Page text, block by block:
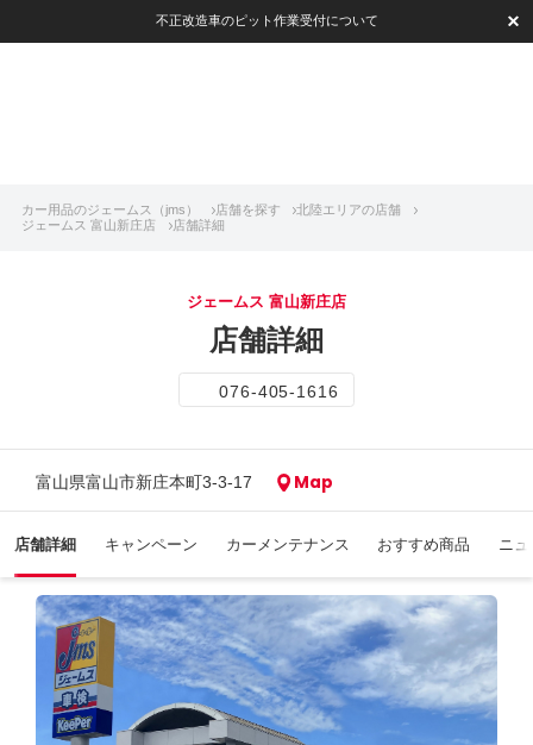
不正改造車のピット作業受付について
カー用品のジェームス（jms） 店舗を探す
北陸エリアの店舗
ジェームス 富山新庄店
店舗詳細
ジェームス 富山新庄店
店舗詳細
076-405-1616
富山県富山市新庄本町3-3-17 Map
店舗詳細 キャンペーン カーメンテナンス おすすめ商品 ニ